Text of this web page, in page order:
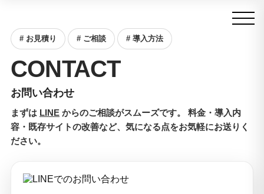
テ
ン
へ
キ
ッ
プ
ゲ
ー
ョ
に
移
動
# お見積り # ご相談 # 導入方法
CONTACT
お問い合わせ
まずは LINE からのご相談がスムーズです。
料金・導入内
容・既存サイトの改善など、気になる点をお気軽にお送りく
ださい。